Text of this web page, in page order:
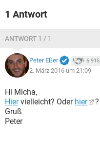
1 Antwort
ANTWORT 1 / 1
Peter Eßer 6.915
2. März 2016 um 21:09
Hi Micha,
Hiervielleicht? Oder hier
?
Gruß
Peter